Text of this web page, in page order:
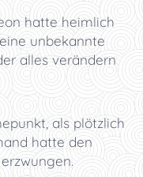
hatte heimlich
unbekannte
alles verändern
als plötzlich
hatte den